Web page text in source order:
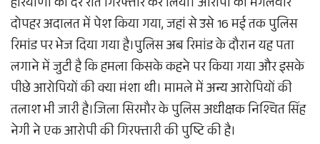
हरियाणा को देर रात गिरफ्तार कर लिया। आरोपी को मंगलवार
दोपहर अदालत में पेश किया गया, जहां से उसे 16 मई तक पुलिस
रिमांड पर भेज दिया गया है।पुलिस अब रिमांड के दौरान यह पता
लगाने में जुटी है कि हमला किसके कहने पर किया गया और इसके
पीछे आरोपियों की क्या मंशा थी। मामले में अन्य आरोपियों की
तलाश भी जारी है।जिला सिरमौर के पुलिस अधीक्षक निश्चित सिंह
नेगी ने एक आरोपी की गिरफ्तारी की पुष्टि की है।